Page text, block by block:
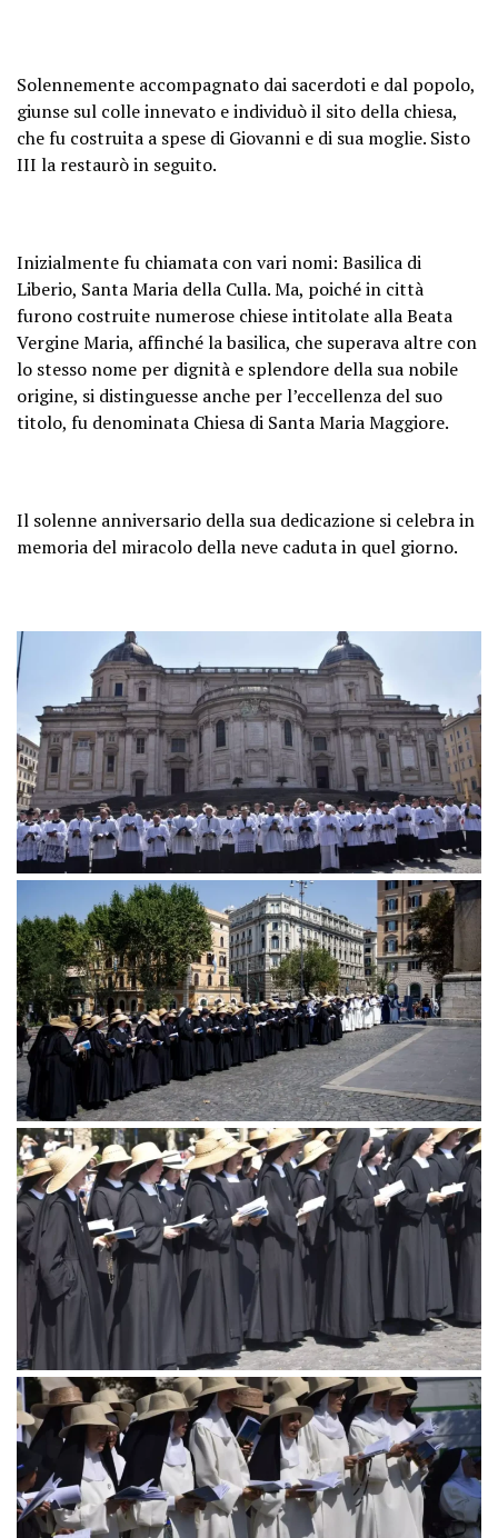
Solennemente accompagnato dai sacerdoti e dal popolo,
giunse sul colle innevato e individuò il sito della chiesa,
che fu costruita a spese di Giovanni e di sua moglie. Sisto
III la restaurò in seguito.
Inizialmente fu chiamata con vari nomi: Basilica di
Liberio, Santa Maria della Culla. Ma, poiché in città
furono costruite numerose chiese intitolate alla Beata
Vergine Maria, affinché la basilica, che superava altre con
lo stesso nome per dignità e splendore della sua nobile
origine, si distinguesse anche per l’eccellenza del suo
titolo, fu denominata Chiesa di Santa Maria Maggiore.
Il solenne anniversario della sua dedicazione si celebra in
memoria del miracolo della neve caduta in quel giorno.